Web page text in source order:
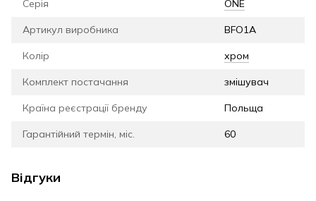
Серія ONE
Артикул виробника BFO1A
Колір хром
Комплект постачання змішувач
Країна реєстрації бренду Польща
Гарантійний термін, міс. 60
Відгуки